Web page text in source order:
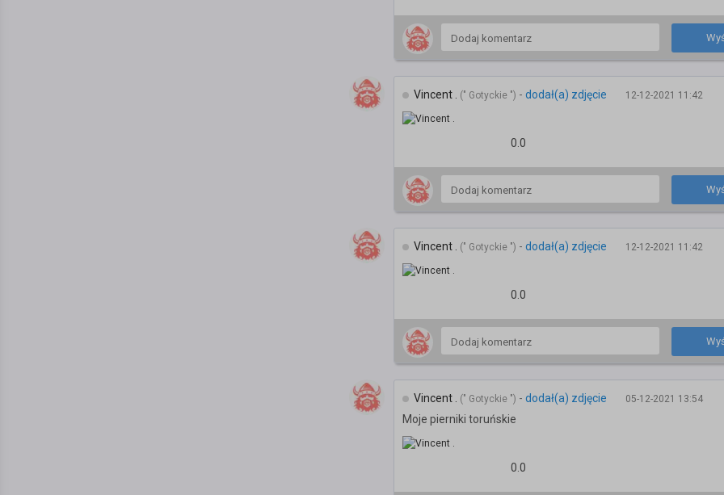
Vincent . (" Gotyckie ") - dodał(a) zdjęcie 12-12-2021 11:42
0.0
Vincent . (" Gotyckie ") - dodał(a) zdjęcie 12-12-2021 11:42
0.0
Vincent . (" Gotyckie ") - dodał(a) zdjęcie 05-12-2021 13:54
Moje pierniki toruńskie
0.0